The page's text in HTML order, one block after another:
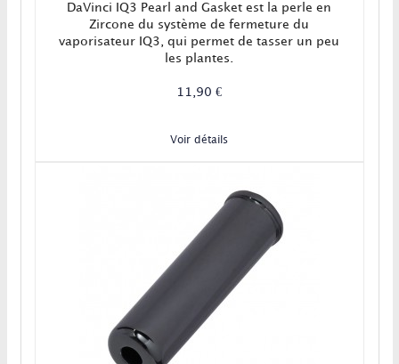
DaVinci IQ3 Pearl and Gasket est la perle en
Zircone du système de fermeture du
vaporisateur IQ3, qui permet de tasser un peu
les plantes.
11,90 €
Voir détails